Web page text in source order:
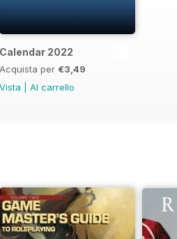
Calendar 2022
Acquista per €3,49
Vista
Al carrello